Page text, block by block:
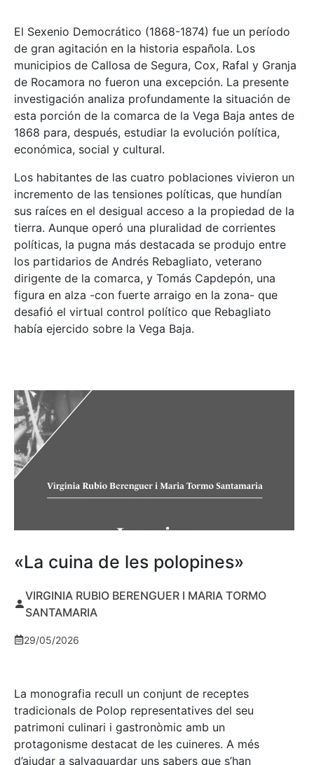
El Sexenio Democrático (1868-1874) fue un período
de gran agitación en la historia española. Los
municipios de Callosa de Segura, Cox, Rafal y Granja
de Rocamora no fueron una excepción. La presente
investigación analiza profundamente la situación de
esta porción de la comarca de la Vega Baja antes de
1868 para, después, estudiar la evolución política,
económica, social y cultural.
Los habitantes de las cuatro poblaciones vivieron un
incremento de las tensiones políticas, que hundían
sus raíces en el desigual acceso a la propiedad de la
tierra. Aunque operó una pluralidad de corrientes
políticas, la pugna más destacada se produjo entre
los partidarios de Andrés Rebagliato, veterano
dirigente de la comarca, y Tomás Capdepón, una
figura en alza -con fuerte arraigo en la zona- que
desafió el virtual control político que Rebagliato
había ejercido sobre la Vega Baja.
«La cuina de les polopines»
VIRGINIA RUBIO BERENGUER I MARIA TORMO
SANTAMARIA
29/05/2026
La monografia recull un conjunt de receptes
tradicionals de Polop representatives del seu
patrimoni culinari i gastronòmic amb un
protagonisme destacat de les cuineres. A més
d’ajudar a salvaguardar uns sabers que s’han